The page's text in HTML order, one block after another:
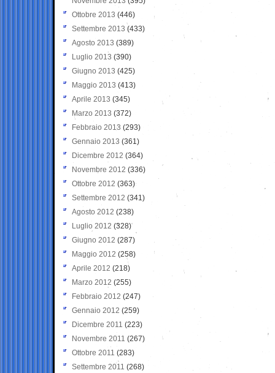
Ottobre 2013 (446)
Settembre 2013 (433)
Agosto 2013 (389)
Luglio 2013 (390)
Giugno 2013 (425)
Maggio 2013 (413)
Aprile 2013 (345)
Marzo 2013 (372)
Febbraio 2013 (293)
Gennaio 2013 (361)
Dicembre 2012 (364)
Novembre 2012 (336)
Ottobre 2012 (363)
Settembre 2012 (341)
Agosto 2012 (238)
Luglio 2012 (328)
Giugno 2012 (287)
Maggio 2012 (258)
Aprile 2012 (218)
Marzo 2012 (255)
Febbraio 2012 (247)
Gennaio 2012 (259)
Dicembre 2011 (223)
Novembre 2011 (267)
Ottobre 2011 (283)
Settembre 2011 (268)